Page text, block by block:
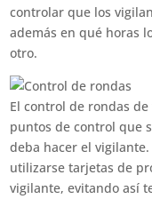
controlar que los
además en qué horas
otro.
El control de rondas
puntos de control que
deba hacer el
utilizarse tarjetas de
vigilante, evitando así